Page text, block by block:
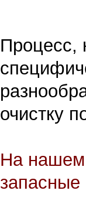
Процесс,
очистку
На нашем
запасные